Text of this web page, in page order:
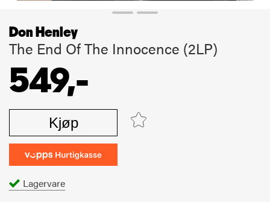
Don Henley
The End Of The Innocence (2LP)
549,-
Kjøp
Lagervare